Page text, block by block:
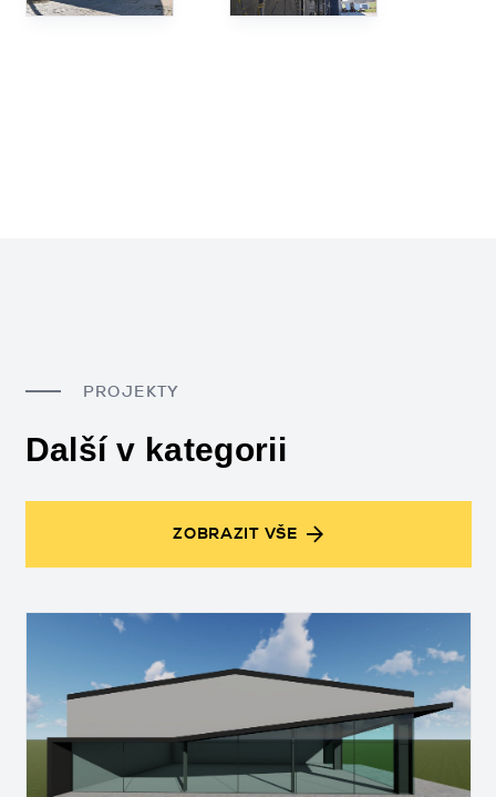
PROJEKTY
Další v kategorii
ZOBRAZIT VŠE